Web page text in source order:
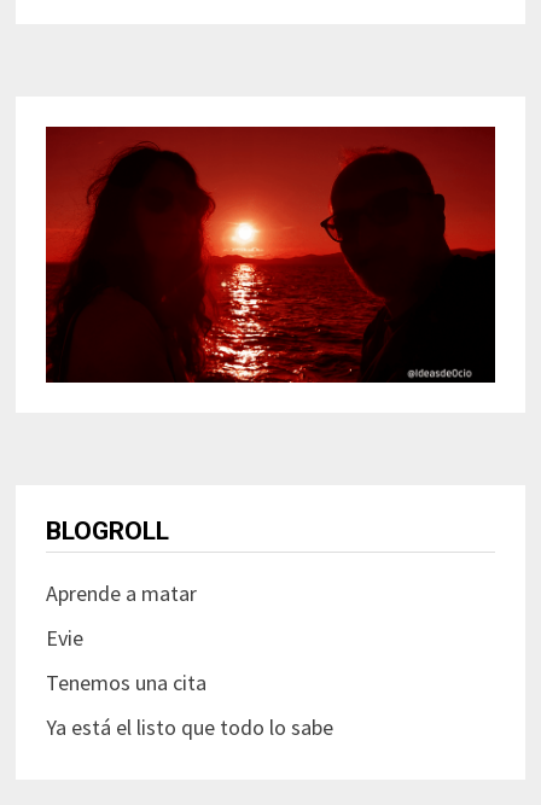
BLOGROLL
Aprende a matar
Evie
Tenemos una cita
Ya está el listo que todo lo sabe